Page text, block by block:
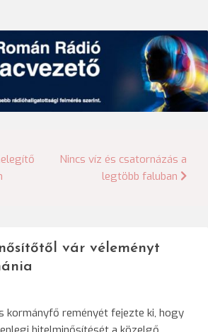
Nincs víz és csatornázás a
legtöbb faluban
vár véleményt
kormányfő reményét fejezte ki, hogy